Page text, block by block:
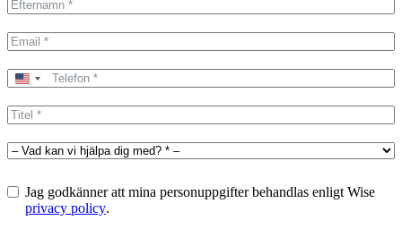
United
+1
Jag godkänner att mina personuppgifter behandlas enligt Wise
privacy policy.